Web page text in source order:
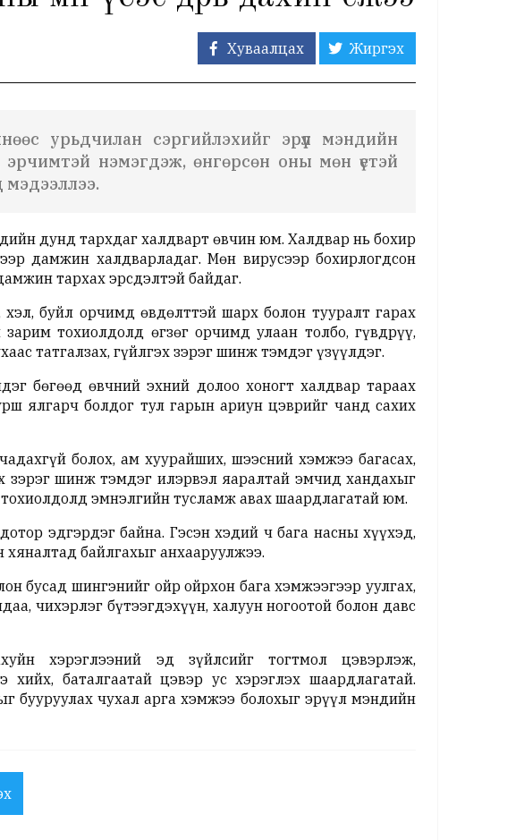
Хуваалцах Жиргэх
урьдчилан сэргийлэхийг эрүүл мэндийн
эрчимтэй нэмэгдэж, өнгөрсөн оны мөн үетэй
мэдээллээ.
дунд тархдаг халдварт өвчин юм. Халдвар нь бохир
дамжин халдварладаг. Мөн вирусээр бохирлогдсон
тархах эрсдэлтэй байдаг.
буйл орчимд өвдөлттэй шарх болон тууралт гарах
тохиолдолд өгзөг орчимд улаан толбо, гүвдрүү,
татгалзах, гүйлгэх зэрэг шинж тэмдэг үзүүлдэг.
бөгөөд өвчний эхний долоо хоногт халдвар тараах
ялгарч болдог тул гарын ариун цэврийг чанд сахих
болох, ам хуурайших, шээсний хэмжээ багасах,
зэрэг шинж тэмдэг илэрвэл яаралтай эмчид хандахыг
эмнэлгийн тусламж авах шаардлагатай юм.
эдгэрдэг байна. Гэсэн хэдий ч бага насны хүүхэд,
байлгахыг анхааруулжээ.
бусад шингэнийг ойр ойрхон бага хэмжээгээр уулгах,
чихэрлэг бүтээгдэхүүн, халуун ногоотой болон давс
хэрэглээний эд зүйлсийг тогтмол цэвэрлэж,
хийх, баталгаатай цэвэр ус хэрэглэх шаардлагатай.
бууруулах чухал арга хэмжээ болохыг эрүүл мэндийн